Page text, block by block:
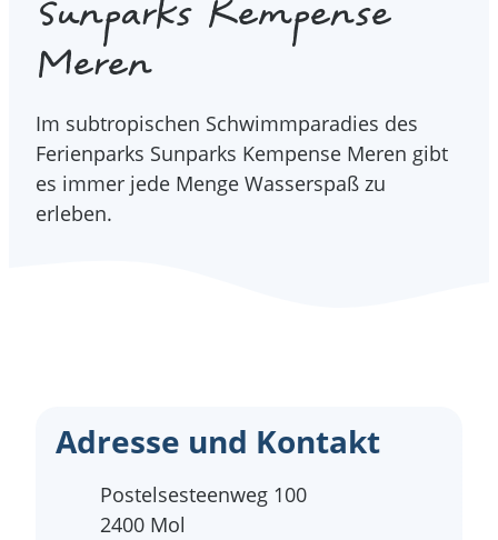
Sunparks Kempense
Meren
Im subtropischen Schwimmparadies des
Ferienparks Sunparks Kempense Meren gibt
es immer jede Menge Wasserspaß zu
erleben.
Adresse und Kontakt
AdressePostelsesteenweg 100
,2400 Mol